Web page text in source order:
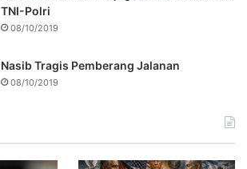
TNI-Polri
08/10/2019
Nasib Tragis Pemberang Jalanan
08/10/2019